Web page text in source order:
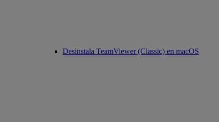
Desinstala TeamViewer (Classic) en macOS